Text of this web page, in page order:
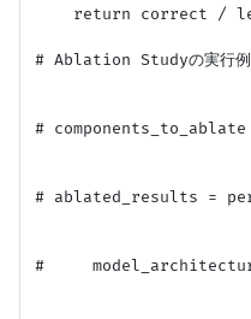
return correct /
# Ablation Studyの実行例
#
# ablated_results =
#